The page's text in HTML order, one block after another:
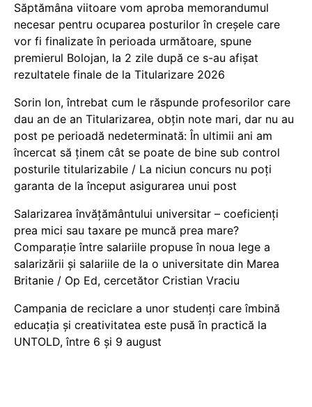
Săptămâna viitoare vom aproba memorandumul
necesar pentru ocuparea posturilor în creșele care
vor fi finalizate în perioada următoare, spune
premierul Bolojan, la 2 zile după ce s-au afișat
rezultatele finale de la Titularizare 2026
Sorin Ion, întrebat cum le răspunde profesorilor care
dau an de an Titularizarea, obțin note mari, dar nu au
post pe perioadă nedeterminată: În ultimii ani am
încercat să ținem cât se poate de bine sub control
posturile titularizabile / La niciun concurs nu poți
garanta de la început asigurarea unui post
Salarizarea învățământului universitar – coeficienți
prea mici sau taxare pe muncă prea mare?
Comparație între salariile propuse în noua lege a
salarizării și salariile de la o universitate din Marea
Britanie / Op Ed, cercetător Cristian Vraciu
Campania de reciclare a unor studenți care îmbină
educația și creativitatea este pusă în practică la
UNTOLD, între 6 și 9 august